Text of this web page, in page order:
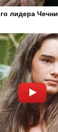
лидера Чечни